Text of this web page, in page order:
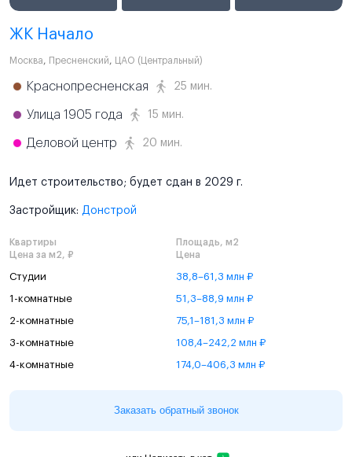
ЖК Начало
Москва, Пресненский, ЦАО (Центральный)
Краснопресненская 25 мин.
Улица 1905 года 15 мин.
Деловой центр 20 мин.
Идет строительство; будет сдан в 2029 г.
Застройщик: Донстрой
Квартиры
Площадь, м2
Цена за м2, ₽
Цена
Студии 38,8–61,3 млн ₽
1-комнатные 51,3–88,9 млн ₽
2-комнатные 75,1–181,3 млн ₽
3-комнатные 108,4–242,2 млн ₽
4-комнатные 174,0–406,3 млн ₽
Заказать обратный звонок